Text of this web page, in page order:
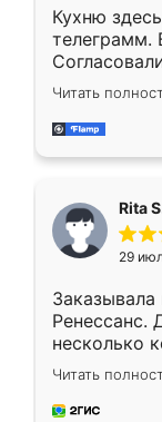
Кухню
телеграмм.
недели
довольны
мебель за
Читать
Rita
29
Ренессанс.
несколько
эту.
приехал
и снял
Читать